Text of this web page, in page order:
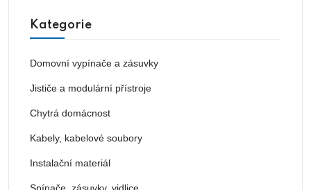
Kategorie
Domovní vypínače a zásuvky
Jističe a modulární přístroje
Chytrá domácnost
Kabely, kabelové soubory
Instalační materiál